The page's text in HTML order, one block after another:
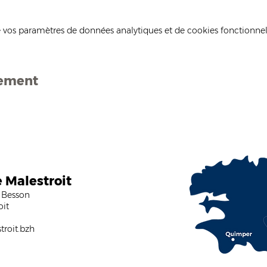
paramètres de données analytiques et de cookies
Malestroit